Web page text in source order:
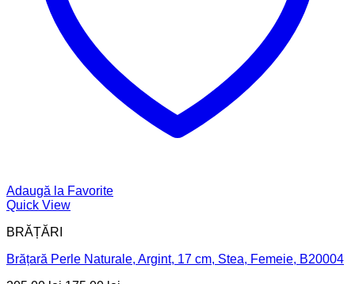
Adaugă la Favorite
Quick View
BRĂȚĂRI
Brățară Perle Naturale, Argint, 17 cm, Stea, Femeie, B20004